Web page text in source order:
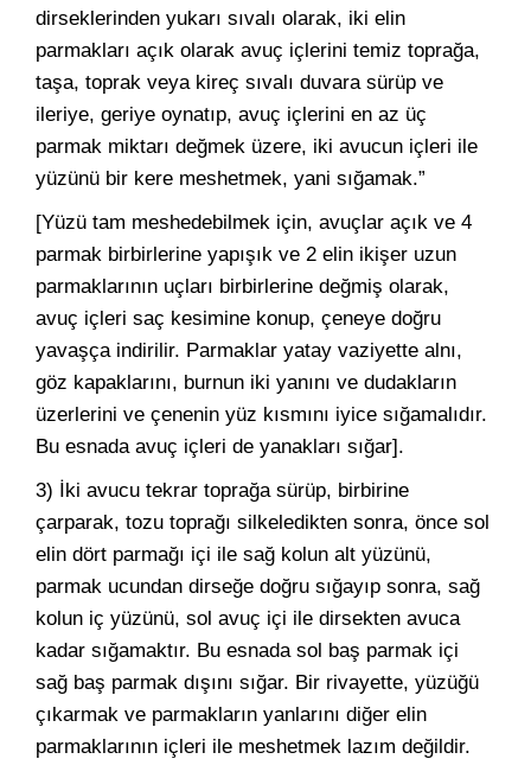
dirseklerinden yukarı sıvalı olarak, iki elin
parmakları açık olarak avuç içlerini temiz toprağa,
taşa, toprak veya kireç sıvalı duvara sürüp ve
ileriye, geriye oynatıp, avuç içlerini en az üç
parmak miktarı değmek üzere, iki avucun içleri ile
yüzünü bir kere meshetmek, yani sığamak.”
[Yüzü tam meshedebilmek için, avuçlar açık ve 4
parmak birbirlerine yapışık ve 2 elin ikişer uzun
parmaklarının uçları birbirlerine değmiş olarak,
avuç içleri saç kesimine konup, çeneye doğru
yavaşça indirilir. Parmaklar yatay vaziyette alnı,
göz kapaklarını, burnun iki yanını ve dudakların
üzerlerini ve çenenin yüz kısmını iyice sığamalıdır.
Bu esnada avuç içleri de yanakları sığar].
3) İki avucu tekrar toprağa sürüp, birbirine
çarparak, tozu toprağı silkeledikten sonra, önce sol
elin dört parmağı içi ile sağ kolun alt yüzünü,
parmak ucundan dirseğe doğru sığayıp sonra, sağ
kolun iç yüzünü, sol avuç içi ile dirsekten avuca
kadar sığamaktır. Bu esnada sol baş parmak içi
sağ baş parmak dışını sığar. Bir rivayette, yüzüğü
çıkarmak ve parmakların yanlarını diğer elin
parmaklarının içleri ile meshetmek lazım değildir.